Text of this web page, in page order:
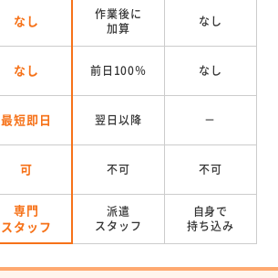
なし
作業後に
加算
なし
なし 前日100％ なし
最短即日 翌日以降 －
可 不可 不可
専門
スタッフ
派遣
スタッフ
自身で
持ち込み